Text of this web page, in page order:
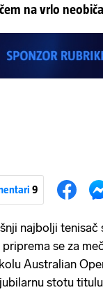
na vrlo
9
najbolji tenisač
priprema se za
Australian
stotu